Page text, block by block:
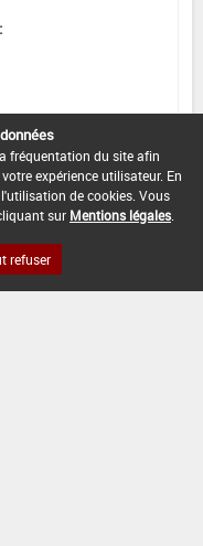
D'APPORT
fréquentation du site afin
expérience utilisateur. En
de cookies. Vous
sur Mentions légales
refuser